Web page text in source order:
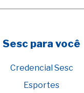
Sesc para você
Credencial Sesc
Esportes